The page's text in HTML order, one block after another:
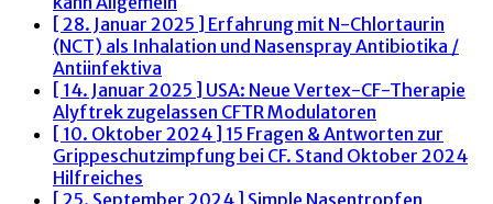
[ 28. Januar 2025 ] Erfahrung mit N-Chlortaurin
(NCT) als Inhalation und NasensprayAntibiotika /
Antiinfektiva
[ 14. Januar 2025 ] USA: Neue Vertex-CF-Therapie
Alyftrek zugelassen CFTR Modulatoren
[ 10. Oktober 2024 ] 15 Fragen & Antworten zur
Grippeschutzimpfung bei CF. Stand Oktober 2024
Hilfreiches
[ 25. September 2024 ] Simple Nasentropfen